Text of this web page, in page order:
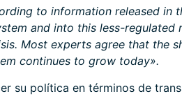
to information released in
and into this less-regulated
Most experts agree that the
continues to grow today».
su política en términos de